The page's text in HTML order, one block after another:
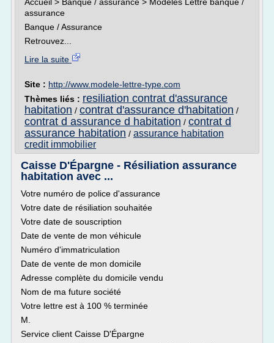
assurance
Banque / Assurance
Retrouvez...
Lire la suite
Site : http://www.modele-lettre-type.com
Thèmes liés : resiliation contrat d'assurance
habitation / contrat d'assurance d'habitation /
contrat d assurance d habitation / contrat d
assurance habitation / assurance habitation
credit immobilier
Caisse D'Épargne - Résiliation assurance
habitation avec ...
Votre numéro de police d'assurance
Votre date de résiliation souhaitée
Votre date de souscription
Date de vente de mon véhicule
Numéro d'immatriculation
Date de vente de mon domicile
Adresse complète du domicile vendu
Nom de ma future société
Votre lettre est à 100 % terminée
M.
Service client Caisse D'Épargne